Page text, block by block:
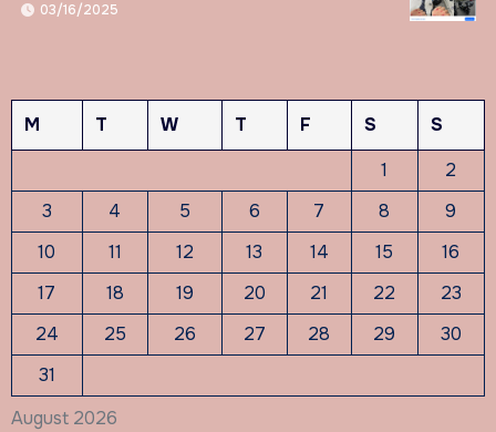
03/16/2025
August 2026
M T W T F S
S
1
2
3
4 5 6 7 8
9
10
11 12 13 14 15
16
17
18 19 20 21 22
23
24
25 26 27 28 29
30
31